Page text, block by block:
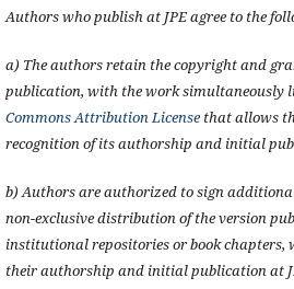
Authors who publish at JPE agree to the
a) The authors retain the copyright and
publication, with the work simultaneously
Commons Attribution Licensethat allows
recognition of its authorship and initial
b) Authors are authorized to sign
non-exclusive distribution of the version
institutional repositories or book chapters,
their authorship and initial publication at